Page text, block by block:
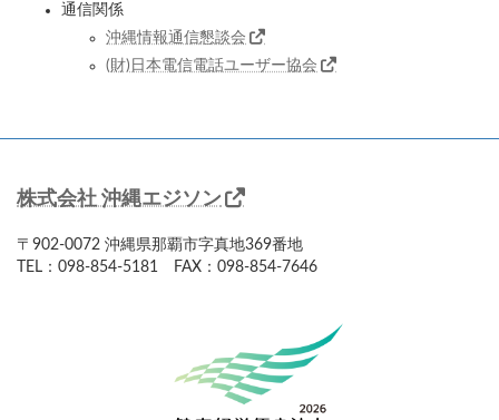
通信関係
沖縄情報通信懇談会
(財)日本電信電話ユーザー協会
株式会社 沖縄エジソン
〒902-0072 沖縄県那覇市字真地369番地
TEL：098-854-5181 FAX：098-854-7646